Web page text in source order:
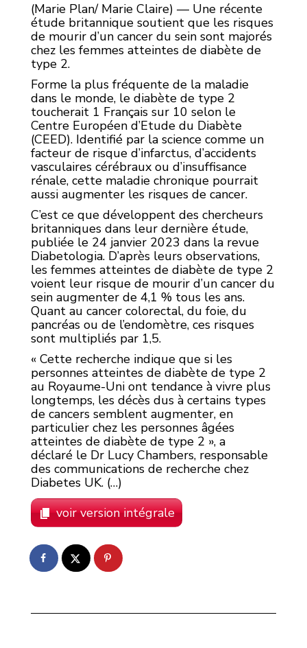
(Marie Plan/ Marie Claire) — Une récente
étude britannique soutient que les risques
de mourir d’un cancer du sein sont majorés
chez les femmes atteintes de diabète de
type 2.
Forme la plus fréquente de la maladie
dans le monde, le diabète de type 2
toucherait 1 Français sur 10 selon le
Centre Européen d’Etude du Diabète
(CEED). Identifié par la science comme un
facteur de risque d’infarctus, d’accidents
vasculaires cérébraux ou d’insuffisance
rénale, cette maladie chronique pourrait
aussi augmenter les risques de cancer.
C’est ce que développent des chercheurs
britanniques dans leur dernière étude,
publiée le 24 janvier 2023 dans la revue
Diabetologia. D’après leurs observations,
les femmes atteintes de diabète de type 2
voient leur risque de mourir d’un cancer du
sein augmenter de 4,1 % tous les ans.
Quant au cancer colorectal, du foie, du
pancréas ou de l’endomètre, ces risques
sont multipliés par 1,5.
« Cette recherche indique que si les
personnes atteintes de diabète de type 2
au Royaume-Uni ont tendance à vivre plus
longtemps, les décès dus à certains types
de cancers semblent augmenter, en
particulier chez les personnes âgées
atteintes de diabète de type 2 », a
déclaré le Dr Lucy Chambers, responsable
des communications de recherche chez
Diabetes UK. (…)
voir version intégrale